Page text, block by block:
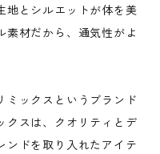
地とシルエットが体を美
素材だから、通気性がよ
ミックスというブランド
クスは、クオリティとデ
ンドを取り入れたアイテ